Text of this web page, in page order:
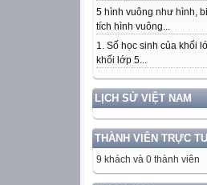
5 hình vuông như hình,
tích hình vuông...
1. Số học sinh của khối
khối lớp 5...
LỊCH SỬ VIỆT NAM
THÀNH VIÊN TRỰC
9 khách và 0 thành viên